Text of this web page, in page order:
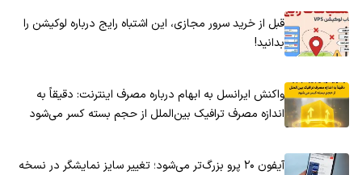
قبل از خرید سرور مجازی، این اشتباه رایج درباره لوکیشن را
بدانید!
واکنش ایرانسل به ابهام درباره مصرف اینترنت: دقیقاً به
اندازه مصرف ترافیک بین‌الملل از حجم بسته کسر می‌شود
آیفون ۲۰ پرو بزرگ‌تر می‌شود؛ تغییر سایز نمایشگر در نسخه